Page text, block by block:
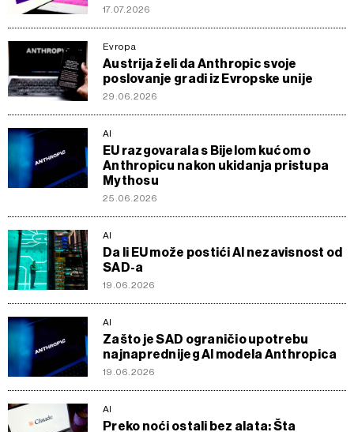
17.07.2026
Evropa
Austrija želi da Anthropic svoje
poslovanje gradi iz Evropske unije
29.06.2026
AI
EU razgovarala s Bijelom kućom o
Anthropicu nakon ukidanja pristupa
Mythosu
25.06.2026
AI
Da li EU može postići AI nezavisnost od
SAD-a
19.06.2026
AI
Zašto je SAD ograničio upotrebu
najnaprednijeg AI modela Anthropica
19.06.2026
AI
Preko noći ostali bez alata: Šta